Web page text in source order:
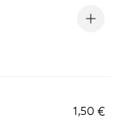
1,50 €